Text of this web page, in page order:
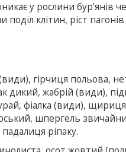
у рослини бур’янів
клітин, ріст
гірчиця польова,
дикий, жабрій (види),
фіалка (види),
шпергель
ріпаку.